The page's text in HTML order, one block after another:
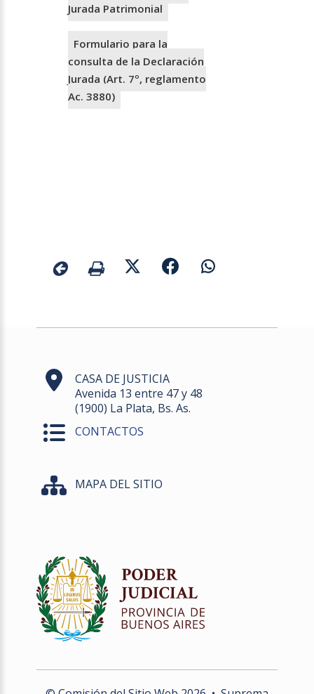
Jurada Patrimonial
Formulario para la
consulta de la Declaración
Jurada (Art. 7º, reglamento
Ac. 3880)
CASA DE JUSTICIA
Avenida 13 entre 47 y 48
(1900) La Plata, Bs. As.
CONTACTOS
MAPA DEL SITIO